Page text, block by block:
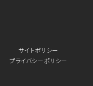
サイトポリシー
プライバシーポリシー